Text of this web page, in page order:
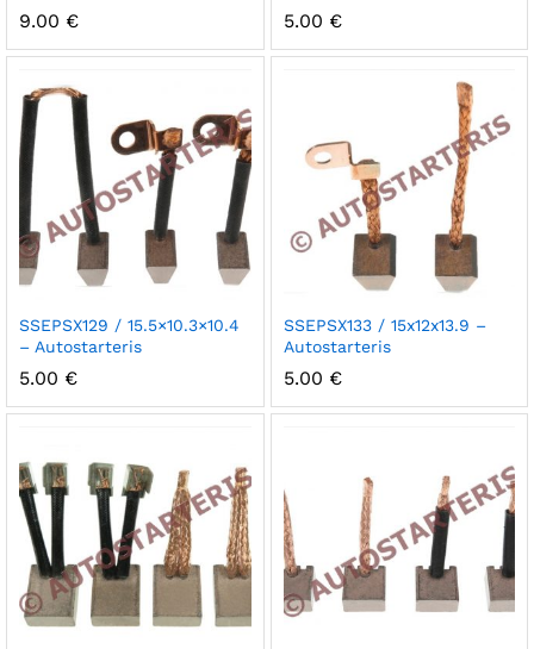
9.00 € 5.00 €
SSEPSX129 / 15.5×10.3×10.4
– Autostarteris
5.00 €
SSEPSX133 / 15x12x13.9 –
Autostarteris
5.00 €